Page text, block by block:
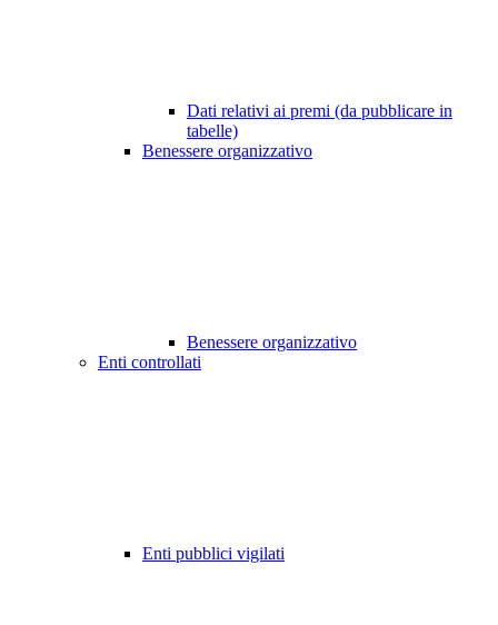
Dati relativi ai premi (da pubblicare in
tabelle)
Benessere organizzativo
Benessere organizzativo
Enti controllati
Enti pubblici vigilati